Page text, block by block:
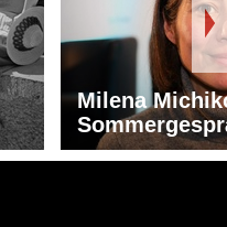
Milena